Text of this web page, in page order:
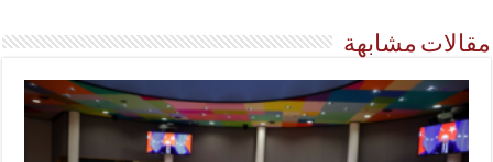
مقالات مشابهة